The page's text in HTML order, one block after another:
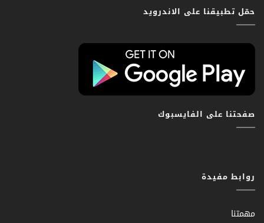
حمّل تطبيقنا على الاندرويد
صفحتنا على الفايسبوك
روابط مفيدة
مهمتنا